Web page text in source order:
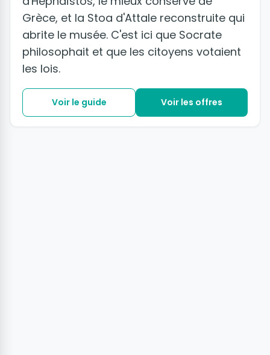
Grèce, et la Stoa d'Attale reconstruite qui
abrite le musée. C'est ici que Socrate
philosophait et que les citoyens votaient
les lois.
Voir le guide Voir les offres